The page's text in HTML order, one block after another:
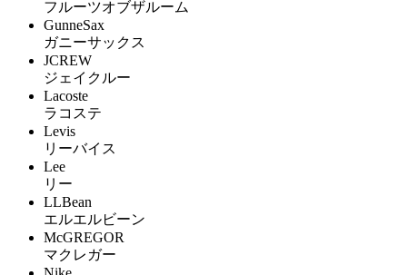
フルーツオブザルーム
GunneSax
ガニーサックス
JCREW
ジェイクルー
Lacoste
ラコステ
Levis
リーバイス
Lee
リー
LLBean
エルエルビーン
McGREGOR
マクレガー